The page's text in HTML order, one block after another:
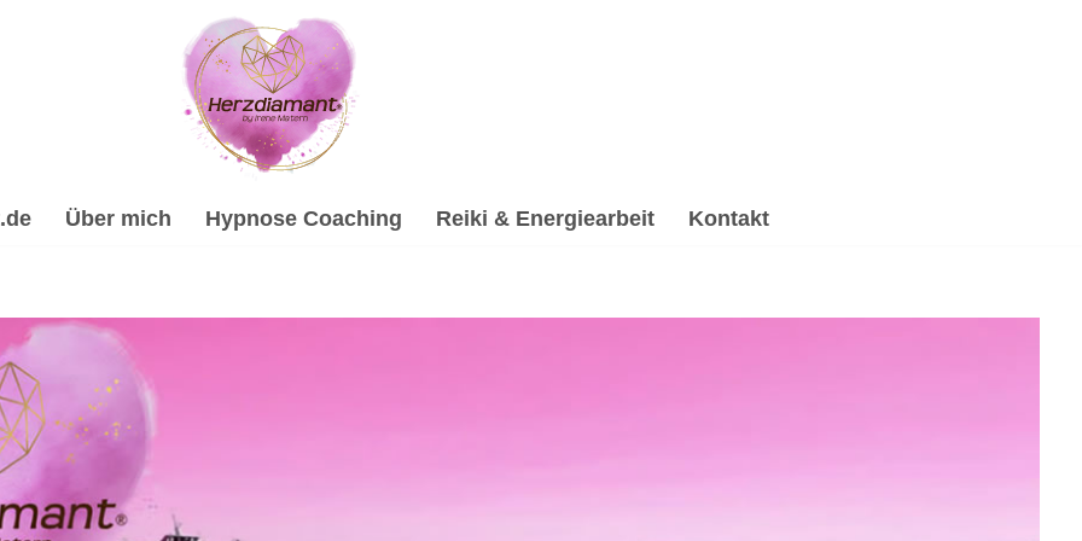
Über mich Hypnose Coaching Reiki & Energiearbeit Kontakt
Psychologische Beratung, Spirituelle Trauerverarbeitung & Trauerhilfe, Energiearbeit & Reiki,
Trauerverarbeitung & Trauerhilfe, ✔️ Energiearbeit & Reiki, ✔️ Psychologische Beratung und ✔️ Spirituelles
Hypnose-Coach & psychologische Beraterin für 72144 Dußlingen. Zusammen erreichen wir mehr ✉.